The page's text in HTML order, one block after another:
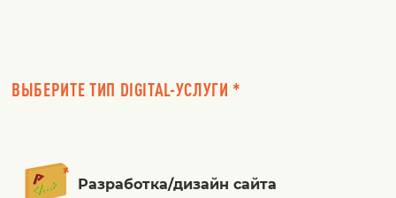
ВЫБЕРИТЕ ТИП DIGITAL-УСЛУГИ *
Разработка/дизайн сайта